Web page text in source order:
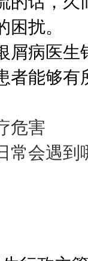
扰。
屑病医
者能够
危害
常会遇到